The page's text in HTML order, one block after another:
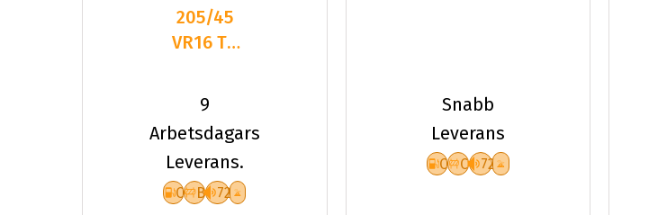
205/45
VR16 TL
ROADHOG
RGAS02
XL
9
Arbetsdagars
Leverans.
C B 72
Snabb
Leverans
C C 72